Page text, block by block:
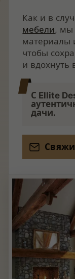
Как и в
мебели, мы
материалы
чтобы
и вдохнуть
С Ellite
дачи.